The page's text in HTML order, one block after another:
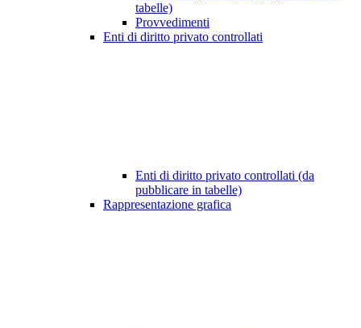
tabelle)
Provvedimenti
Enti di diritto privato controllati
Enti di diritto privato controllati (da
pubblicare in tabelle)
Rappresentazione grafica